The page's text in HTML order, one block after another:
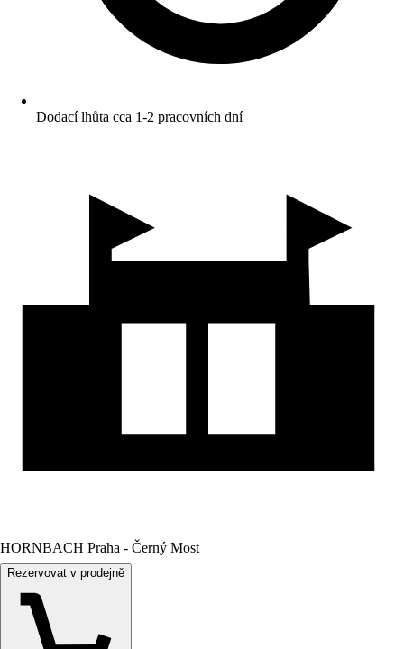
Dodací lhůta cca 1-2 pracovních dní
HORNBACH Praha - Černý Most
Rezervovat v prodejně